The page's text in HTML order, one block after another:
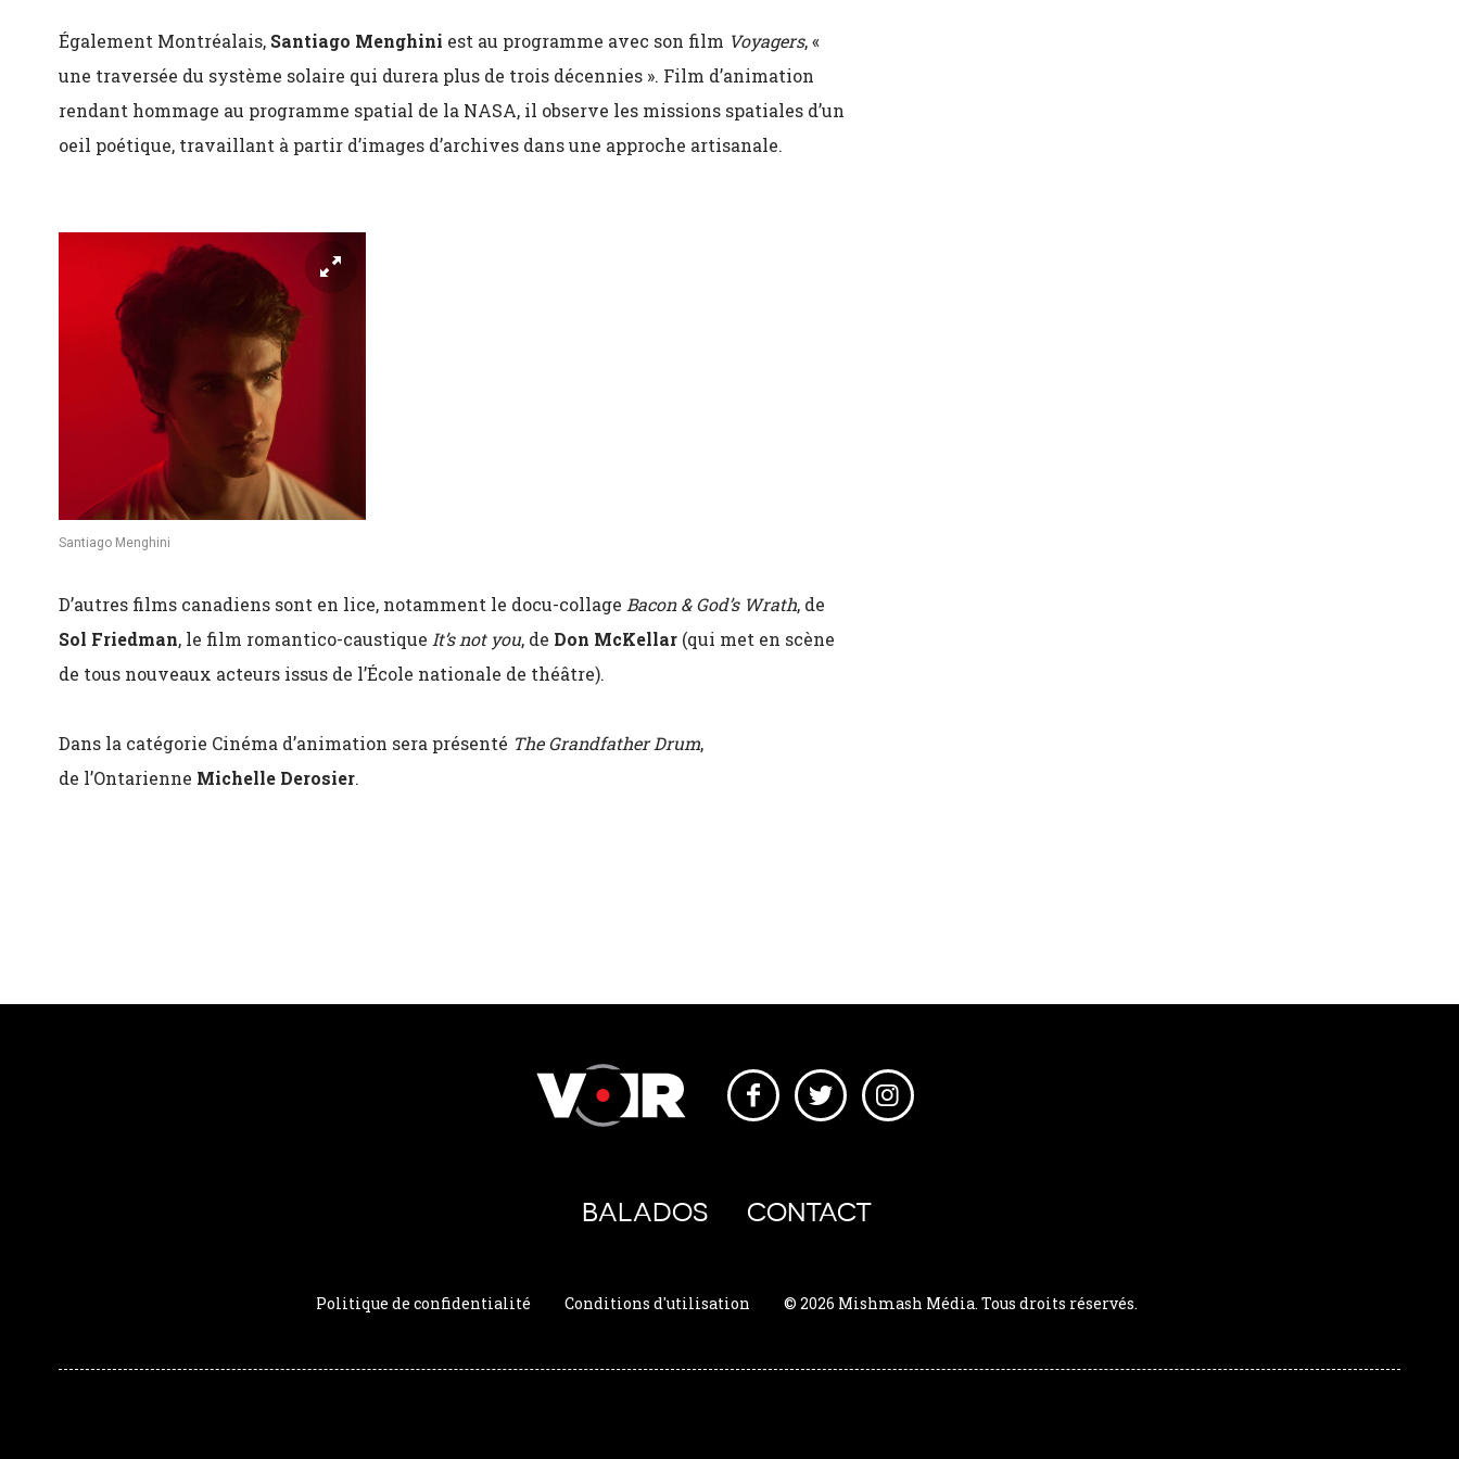
Également Montréalais, Santiago Menghini est au programme avec son film Voyagers, «
une traversée du système solaire qui durera plus de trois décennies ». Film d’animation
rendant hommage au programme spatial de la NASA, il observe les missions spatiales d’un
oeil poétique, travaillant à partir d’images d’archives dans une approche artisanale.
Santiago Menghini
D’autres films canadiens sont en lice, notamment le docu-collage Bacon & God’s Wrath, de
Sol Friedman, le film romantico-caustique It’s not you, de Don McKellar (qui met en scène
de tous nouveaux acteurs issus de l’École nationale de théâtre).
Dans la catégorie Cinéma d’animation sera présenté The Grandfather Drum,
de l’Ontarienne Michelle Derosier.
BALADOS CONTACT
Politique de confidentialité Conditions d'utilisation © 2026 Mishmash Média. Tous droits réservés.